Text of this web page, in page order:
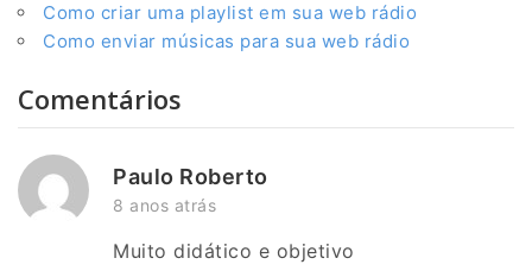
Como criar uma playlist em sua web rádio
Como enviar músicas para sua web rádio
Comentários
Paulo Roberto
8 anos atrás
Muito didático e objetivo